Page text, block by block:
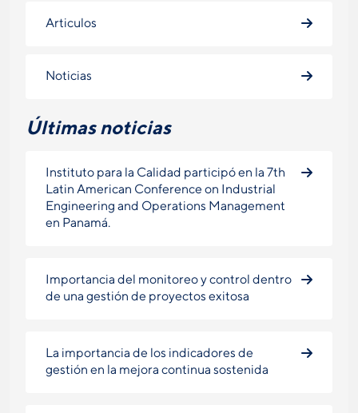
Articulos
Noticias
Últimas noticias
Instituto para la Calidad participó en la 7th
Latin American Conference on Industrial
Engineering and Operations Management
en Panamá.
Importancia del monitoreo y control dentro
de una gestión de proyectos exitosa
La importancia de los indicadores de
gestión en la mejora continua sostenida